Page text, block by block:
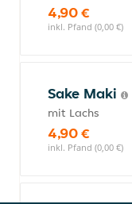
4,90 €
inkl. Pfand (0,00 €)
Sake Maki
mit Lachs
4,90 €
inkl. Pfand (0,00 €)